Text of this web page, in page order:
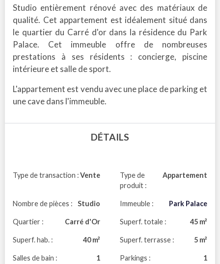
Studio entièrement rénové avec des matériaux de
qualité. Cet appartement est idéalement situé dans
le quartier du Carré d'or dans la résidence du Park
Palace. Cet immeuble offre de nombreuses
prestations à ses résidents : concierge, piscine
intérieure et salle de sport.
L'appartement est vendu avec une place de parking et
une cave dans l'immeuble.
DÉTAILS
Type de transaction :Vente
Type de
produit :
Appartement
Nombre de pièces : Studio Immeuble : Park Palace
Quartier : Carré d'Or Superf. totale : 45 m²
Superf. hab. : 40 m² Superf. terrasse : 5 m²
Salles de bain : 1 Parkings : 1